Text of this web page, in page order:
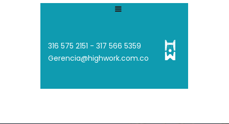
316 575 2151 - 317 566 5359
Gerencia@highwork.com.co